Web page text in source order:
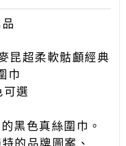
昆超柔軟骷顱經典
巾
可選
黑色真絲圍巾。